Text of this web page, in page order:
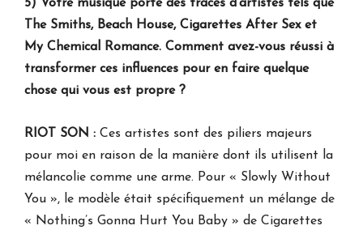
5) Votre musique porte des traces d’artistes tels que
The Smiths, Beach House, Cigarettes After Sex et
My Chemical Romance. Comment avez-vous réussi à
transformer ces influences pour en faire quelque
chose qui vous est propre ?
RIOT SON : Ces artistes sont des piliers majeurs
pour moi en raison de la manière dont ils utilisent la
mélancolie comme une arme. Pour « Slowly Without
You », le modèle était spécifiquement un mélange de
« Nothing’s Gonna Hurt You Baby » de Cigarettes